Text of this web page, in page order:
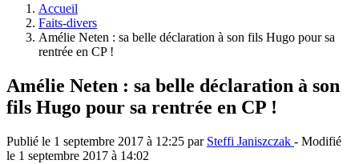
Accueil
Faits-divers
Amélie Neten : sa belle déclaration à son fils Hugo pour sa
rentrée en CP !
Amélie Neten : sa belle déclaration à son
fils Hugo pour sa rentrée en CP !
Publié le 1 septembre 2017 à 12:25 par Steffi Janiszczak - Modifié
le 1 septembre 2017 à 14:02